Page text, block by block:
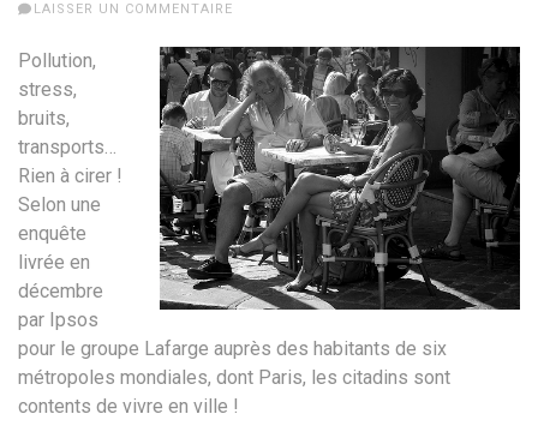
LAISSER UN COMMENTAIRE
Pollution,
stress,
bruits,
transports…
Rien à cirer !
Selon une
enquête
livrée en
décembre
par Ipsos
pour le groupe Lafarge auprès des habitants de six
métropoles mondiales, dont Paris, les citadins sont
contents de vivre en ville !